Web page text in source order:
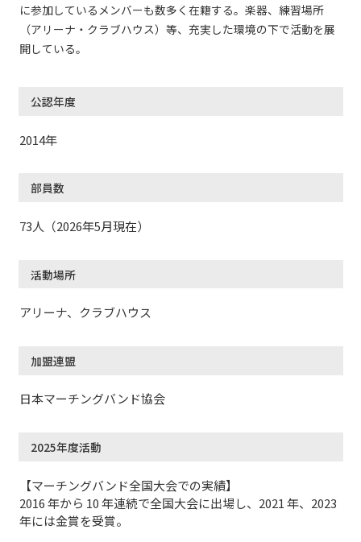
に参加しているメンバーも数多く在籍する。楽器、練習場所
（アリーナ・クラブハウス）等、充実した環境の下で活動を展
開している。
公認年度
2014年
部員数
73人（2026年5月現在）
活動場所
アリーナ、クラブハウス
加盟連盟
日本マーチングバンド協会
2025年度活動
【マーチングバンド全国大会での実績】
2016 年から 10 年連続で全国大会に出場し、2021 年、2023
年には金賞を受賞。